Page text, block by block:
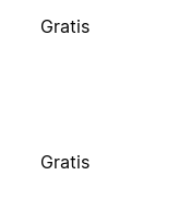
Gratis
Gratis